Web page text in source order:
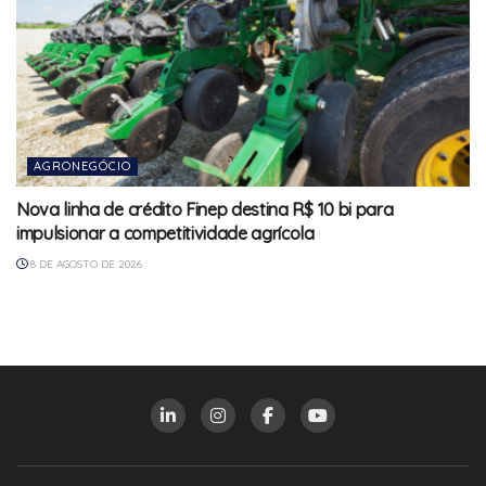
AGRONEGÓCIO
Nova linha de crédito Finep destina R$ 10 bi para
impulsionar a competitividade agrícola
8 DE AGOSTO DE 2026